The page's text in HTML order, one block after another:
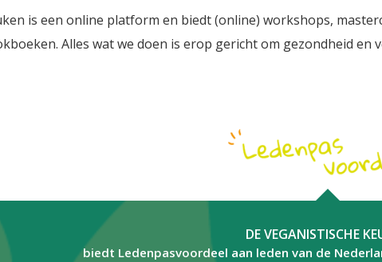
is een online platform en biedt (online) workshops,
Alles wat we doen is erop gericht om gezondheid en
DE VEGANISTISCHE
biedt Ledenpasvoordeel aan leden van de